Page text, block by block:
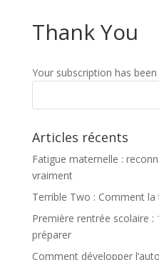
Thank You
Your subscription has
Articles récents
Fatigue maternelle :
vraiment
Terrible Two : Comment
Première rentrée scolaire :
préparer
Comment développer